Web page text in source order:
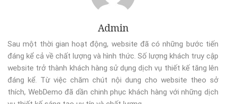
Admin
Sau một thời gian hoạt động, website đã có những bước tiến
đáng kể cả về chất lượng và hình thức. Số lượng khách truy cập
website trở thành khách hàng sử dụng dịch vụ thiết kế tăng lên
đáng kể. Từ việc chăm chút nội dung cho website theo sở
thích, WebDemo đã dần chinh phục khách hàng với những dịch